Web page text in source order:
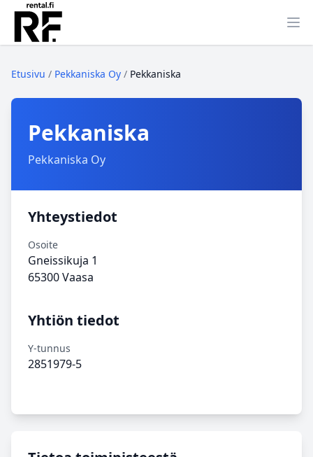
Etusivu / Pekkaniska Oy / Pekkaniska
Pekkaniska
Pekkaniska Oy
Yhteystiedot
Osoite
Gneissikuja 1
65300 Vaasa
Yhtiön tiedot
Y-tunnus
2851979-5